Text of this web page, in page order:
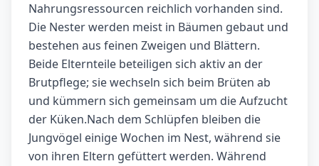
Nahrungsressourcen reichlich vorhanden sind.
Die Nester werden meist in Bäumen gebaut und
bestehen aus feinen Zweigen und Blättern.
Beide Elternteile beteiligen sich aktiv an der
Brutpflege; sie wechseln sich beim Brüten ab
und kümmern sich gemeinsam um die Aufzucht
der Küken.Nach dem Schlüpfen bleiben die
Jungvögel einige Wochen im Nest, während sie
von ihren Eltern gefüttert werden. Während